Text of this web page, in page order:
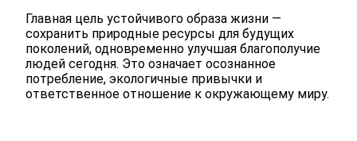
Главная цель устойчивого образа жизни —
сохранить природные ресурсы для будущих
поколений, одновременно улучшая благополучие
людей сегодня. Это означает осознанное
потребление, экологичные привычки и
ответственное отношение к окружающему миру.